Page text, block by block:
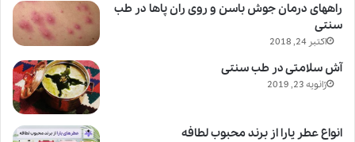
راههای درمان جوش باسن و روی ران پاها در طب
سنتی
اکتبر 24, 2018
آش سلامتی در طب سنتی
ژانویه 23, 2019
انواع عطر یارا از برند محبوب لطافه